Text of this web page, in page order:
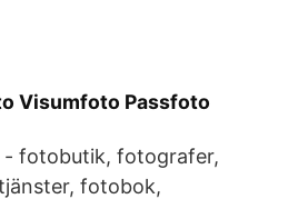
Visumfoto Passfoto
fotobutik, fotografer,
fotobok,